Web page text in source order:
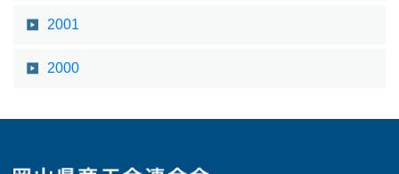
2001
2000